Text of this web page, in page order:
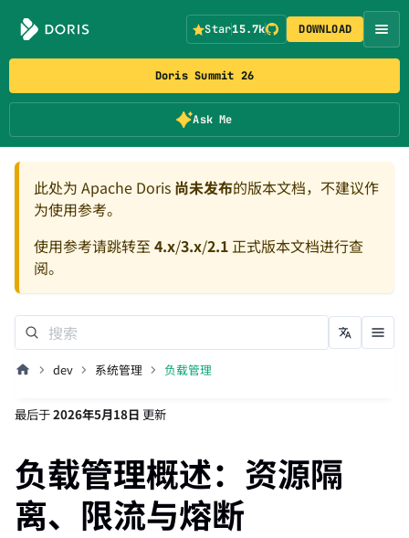
Doris Summit 26
Ask Me
Star15.7k DOWNLOAD
此处为 Apache Doris 尚未发布的版本文档，不建议作
为使用参考。
使用参考请跳转至 4.x/3.x/2.1正式版本文档进行查
阅。
dev 系统管理 负载管理
最后于2026年5月18日 更新
负载管理概述：资源隔
离、限流与熔断